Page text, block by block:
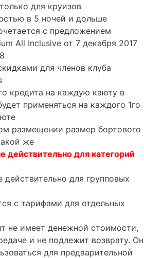
для круизов
в 5 ночей и дольше
с предложением
All Inclusive от 7 декабря 2017
для членов клуба
кредита на каждую каюту в
применяться на каждого 1го
размещении размер бортового
же
действительно для категорий
для групповых
с тарифами для отдельных
не имеет денежной стоимости,
и не подлежит возврату. Он
для предварительной